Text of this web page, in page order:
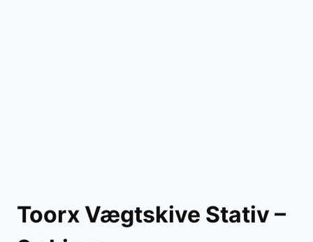
Toorx Vægtskive Stativ –